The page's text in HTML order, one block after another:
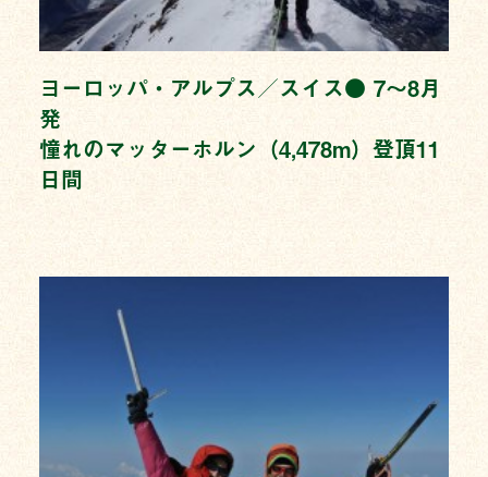
ヨーロッパ・アルプス／スイス● 7〜8月
発
憧れのマッターホルン（4,478m）登頂11
日間